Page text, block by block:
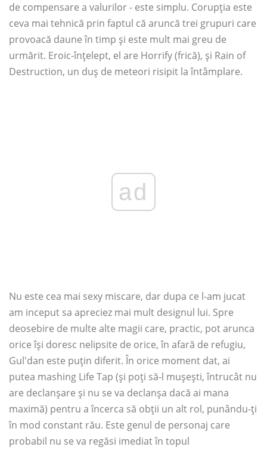
de compensare a valurilor - este simplu. Corupția este
ceva mai tehnică prin faptul că aruncă trei grupuri care
provoacă daune în timp și este mult mai greu de
urmărit. Eroic-înțelept, el are Horrify (frică), și Rain of
Destruction, un duș de meteori risipit la întâmplare.
ad
Nu este cea mai sexy miscare, dar dupa ce l-am jucat
am inceput sa apreciez mai mult designul lui. Spre
deosebire de multe alte magii care, practic, pot arunca
orice își doresc nelipsite de orice, în afară de refugiu,
Gul'dan este puțin diferit. În orice moment dat, ai
putea mashing Life Tap (și poți să-l mușești, întrucât nu
are declanșare și nu se va declanșa dacă ai mana
maximă) pentru a încerca să obții un alt rol, punându-ți
în mod constant rău. Este genul de personaj care
probabil nu se va regăsi imediat în topul